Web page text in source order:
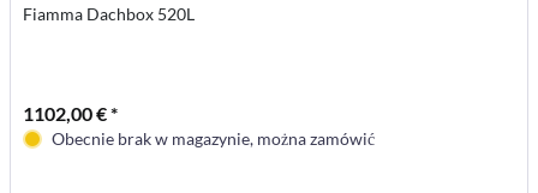
Fiamma Dachbox 520L
1102,00 € *
Obecnie brak w magazynie, można zamówić